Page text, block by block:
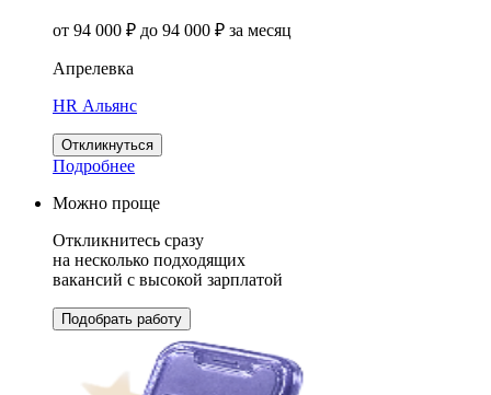
от 94 000 ₽ до 94 000 ₽ за месяц
Апрелевка
HR Альянс
Откликнуться
Подробнее
Можно проще
Откликнитесь сразу
на несколько подходящих
вакансий с высокой зарплатой
Подобрать работу